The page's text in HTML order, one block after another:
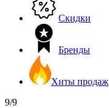
Скидки
Бренды
Хиты продаж
9/9